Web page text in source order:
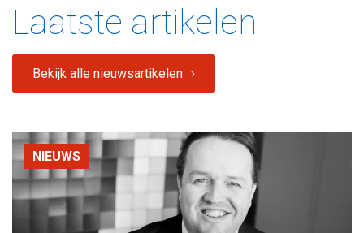
Laatste artikelen
Bekijk alle nieuwsartikelen
NIEUWS